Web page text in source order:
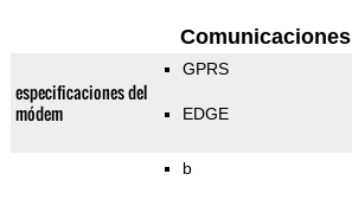
Comunicaciones
especificaciones del
módem
GPRS
EDGE
b